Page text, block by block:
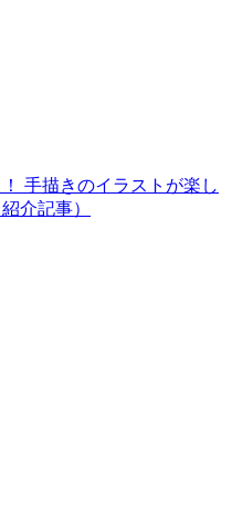
手描きのイラストが楽し
介記事）